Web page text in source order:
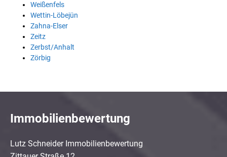
Weißenfels
Wettin-Löbejün
Zahna-Elser
Zeitz
Zerbst/Anhalt
Zörbig
Immobilienbewertung
Lutz Schneider Immobilienbewertung